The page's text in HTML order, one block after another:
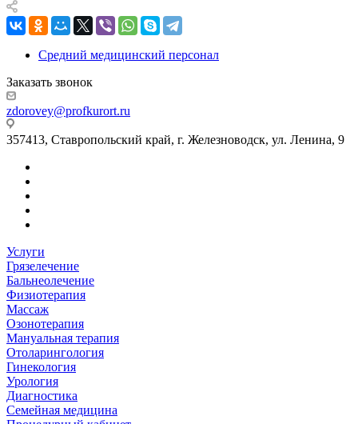
Средний медицинский персонал
Заказать звонок
zdorovey@profkurort.ru
357413, Ставропольский край, г. Железноводск, ул. Ленина, 9
Услуги
Грязелечение
Бальнеолечение
Физиотерапия
Массаж
Озонотерапия
Мануальная терапия
Отоларингология
Гинекология
Урология
Диагностика
Семейная медицина